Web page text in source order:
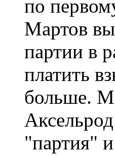
по
Мартов
партии в
платить
больше.
"партия"